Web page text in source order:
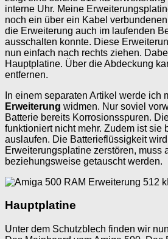
interne Uhr. Meine
noch ein über ein Kabel
die Erweiterung auch im laufenden
ausschalten konnte. Diese
nun einfach nach rechts ziehen.
Hauptplatine. Über die Abdeckung
entfernen.
In einem separaten Artikel werde ich
Erweiterung widmen. Nur soviel
Batterie bereits Korrosionsspuren.
funktioniert nicht mehr. Zudem ist sie
auslaufen. Die Batterieflüssigkeit
Erweiterungsplatine zerstören, muss
beziehungsweise getauscht werden.
Hauptplatine
Unter dem Schutzblech finden wir